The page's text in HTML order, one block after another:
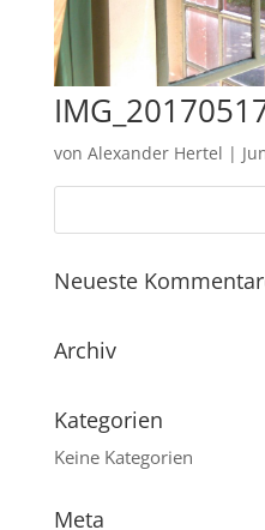
von Alexander Hertel |
Neueste
Archiv
Kategorien
Keine Kategorien
Meta